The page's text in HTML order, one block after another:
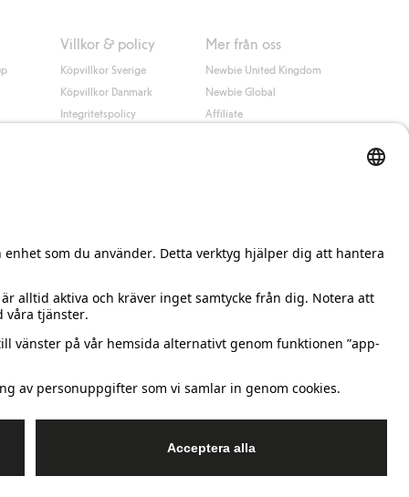
Villkor & policy
Köpvillkor Sverige
Köpvillkor Danmark
Integritetspolicy
Mer från oss
Newbie United Kingdom
Newbie Global
Affiliate